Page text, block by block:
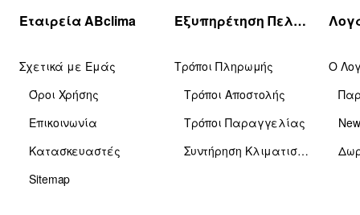
Εταιρεία ABclima
Σχετικά με Εμάς
Όροι Χρήσης
Επικοινωνία
Κατασκευαστές
Sitemap
Εξυπηρέτηση Πελατών
Τρόποι Πληρωμής
Τρόποι Αποστολής
Τρόποι Παραγγελίας
Συντήρηση Κλιματιστικών
Ο